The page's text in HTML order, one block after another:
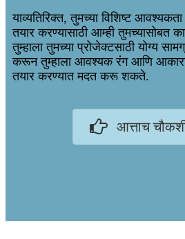
याव्यतिरिक्त, तुमच्या विशिष्ट
तयार करण्यासाठी आम्ही
तुम्हाला तुमच्या प्रोजेक्टसाठी योग्य
करून तुम्हाला आवश्यक रंग आणि
तयार करण्यात मदत करू शकते.
आत्ताच